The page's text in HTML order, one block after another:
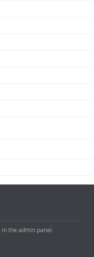
the admin panel.